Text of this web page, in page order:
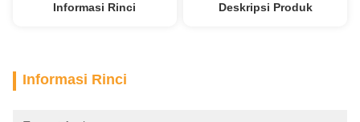
Informasi Rinci Deskripsi Produk
Informasi Rinci